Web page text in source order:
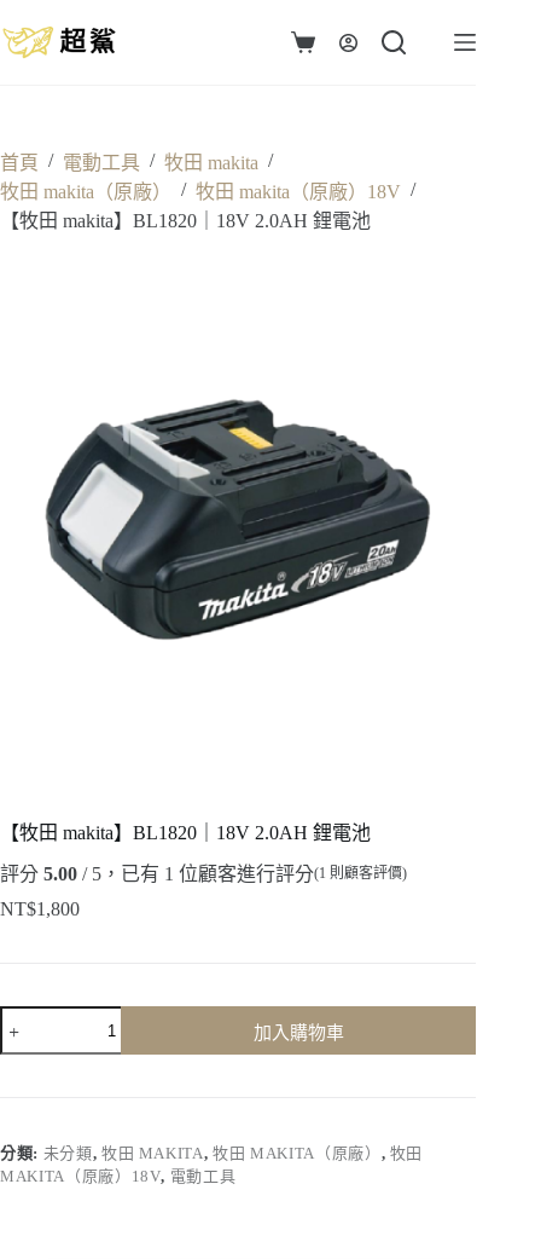
至
容
購
首頁 / 電動工具 / 牧田 makita /
牧田 makita（原廠）
/ 牧田 makita（原廠）18V /
【牧田 makita】BL1820｜18V 2.0AH 鋰電池
【牧田 makita】BL1820｜18V 2.0AH 鋰電池
評分 5.00 / 5，已有 1 位顧客進行評分(1 則顧客評價)
NT$1,800
2.0AH
鋰
加入購物車
分類: 未分類, 牧田 MAKITA,牧田 MAKITA（原廠） , 牧田
MAKITA（原廠）18V, 電動工具